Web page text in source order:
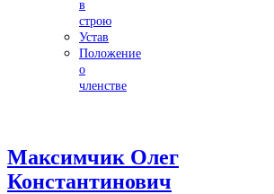
в
строю
Устав
Положение
о
членстве
Максимчик Олег
Константинович